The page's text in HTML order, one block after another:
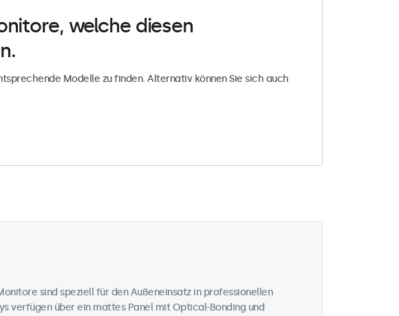
welche diesen
Modelle zu finden. Alternativ können Sie sich auch
sind speziell für den Außeneinsatz in professionellen
verfügen über ein mattes Panel mit Optical-Bonding und